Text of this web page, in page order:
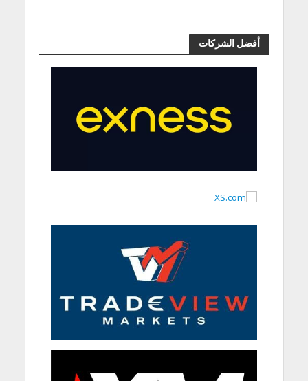
أفضل الشركات